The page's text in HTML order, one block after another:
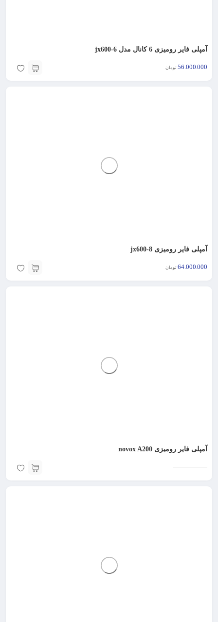
آمپلی فایر رومیزی 6 کانال مدل jx600-6
56.000.000 تومان
آمپلی فایر رومیزی jx600-8
64.000.000 تومان
آمپلی فایر رومیزی novox A200